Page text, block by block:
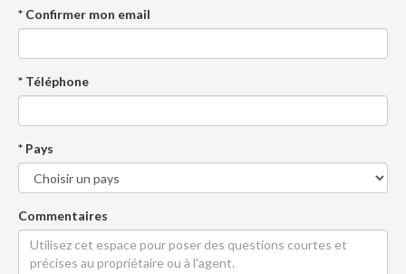
* Confirmer mon email
* Téléphone
* Pays
Commentaires